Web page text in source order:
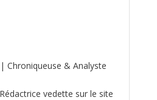
Chroniqueuse & Analyste
vedette sur le site